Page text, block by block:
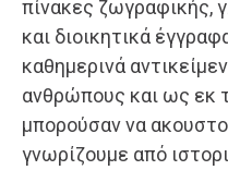
πίνακες ζωγραφικής,
και διοικητικά
καθημερινά
ανθρώπους και ως εκ
μπορούσαν να
γνωρίζουμε από